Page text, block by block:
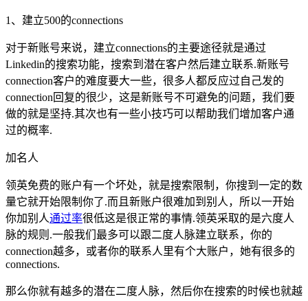
1、建立500的connections
对于新账号来说，建立connections的主要途径就是通过
Linkedin的搜索功能，搜索到潜在客户然后建立联系.新账号
connection客户的难度要大一些，很多人都反应过自己发的
connection回复的很少，这是新账号不可避免的问题，我们要
做的就是坚持.其次也有一些小技巧可以帮助我们增加客户通
过的概率.
加名人
领英免费的账户有一个坏处，就是搜索限制，你搜到一定的数
量它就开始限制你了.而且新账户很难加到别人，所以一开始
你加别人通过率很低这是很正常的事情.领英采取的是六度人
脉的规则.一般我们最多可以跟二度人脉建立联系，你的
connection越多，或者你的联系人里有个大账户，她有很多的
connections.
那么你就有越多的潜在二度人脉，然后你在搜索的时候也就越